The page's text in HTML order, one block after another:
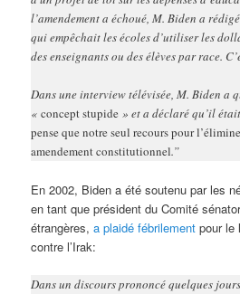
l’amendement a échoué, M. Biden a
qui empêchait les écoles d’utiliser les
des enseignants ou des élèves par race.
Dans une interview télévisée, M. Biden a
«concept stupide » et a déclaré qu’il
pense que notre seul recours pour
amendement constitutionnel.”
En 2002, Biden a été soutenu par les
en tant que président du Comité
étrangères,a plaidé fébrilement pour le
contre l’Irak:
Dans un discours prononcé quelques